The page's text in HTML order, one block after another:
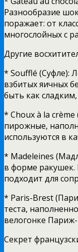
Разнообразие
поражает: от
многослойных с
Другие
* Soufflé (Суфле):
взбитых яичных
быть как
* Choux à la
пирожные,
используются в
* Madeleines
в форме ракушек.
подходит для
* Paris-Brest
теста,
велогонке
Секрет